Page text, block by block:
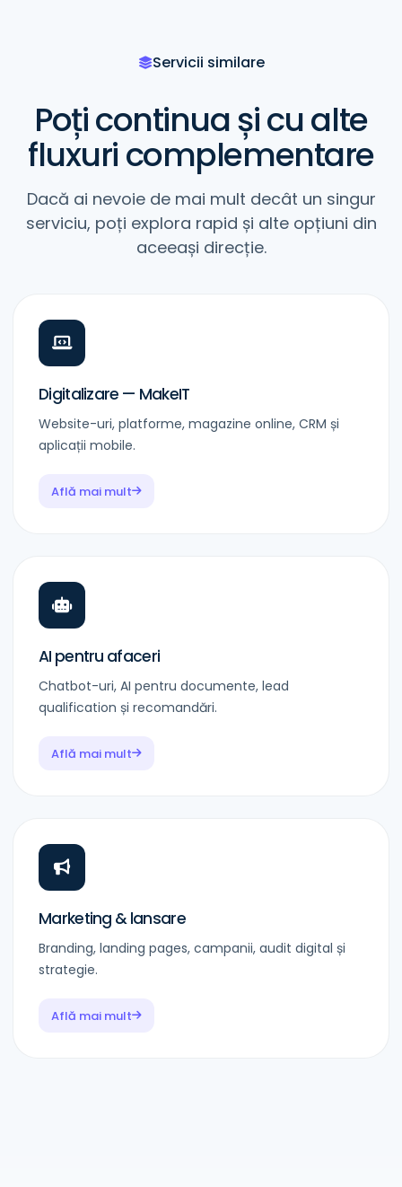
Servicii similare
Poți continua și cu alte
fluxuri complementare
Dacă ai nevoie de mai mult decât un singur
serviciu, poți explora rapid și alte opțiuni din
aceeași direcție.
Digitalizare — MakeIT
Website-uri, platforme, magazine online, CRM și
aplicații mobile.
Află mai mult
AI pentru afaceri
Chatbot-uri, AI pentru documente, lead
qualification și recomandări.
Află mai mult
Marketing & lansare
Branding, landing pages, campanii, audit digital și
strategie.
Află mai mult